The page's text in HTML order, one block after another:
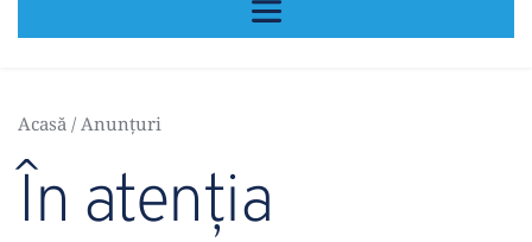
Acasă / Anunțuri
În atenția